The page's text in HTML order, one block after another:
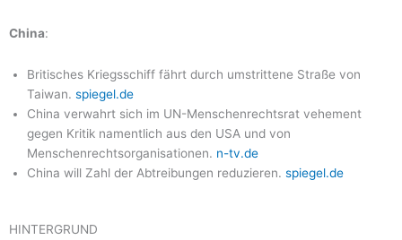
China:
Britisches Kriegsschiff fährt durch umstrittene Straße von
Taiwan. spiegel.de
China verwahrt sich im UN-Menschenrechtsrat vehement
gegen Kritik namentlich aus den USA und von
Menschenrechtsorganisationen. n-tv.de
China will Zahl der Abtreibungen reduzieren. spiegel.de
HINTERGRUND